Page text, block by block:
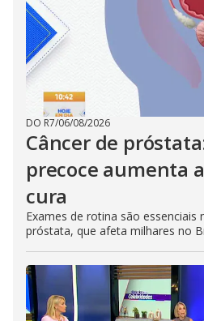
DO R7/06/08/2026
Câncer de
precoce aumenta
cura
Exames de rotina são essenciais
próstata, que afeta milhares no